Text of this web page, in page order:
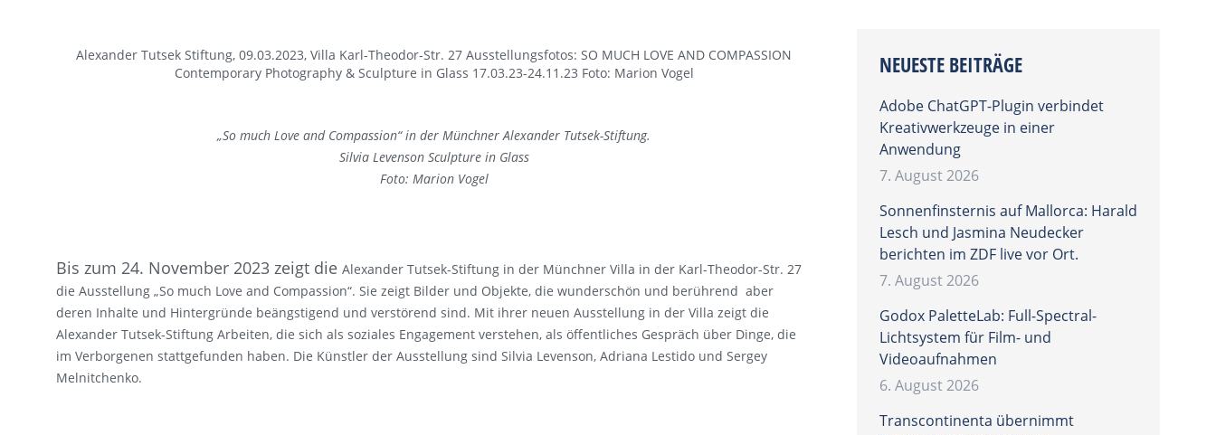
Alexander Tutsek Stiftung, 09.03.2023, Villa Karl-Theodor-Str. 27 Ausstellungsfotos: SO MUCH LOVE AND COMPASSION
Contemporary Photography & Sculpture in Glass 17.03.23-24.11.23 Foto: Marion Vogel
„So much Love and Compassion“ in der Münchner Alexander Tutsek-Stiftung.
Silvia Levenson Sculpture in Glass
Foto: Marion Vogel
Bis zum 24. November 2023 zeigt dieAlexander Tutsek-Stiftung in der Münchner Villa in der Karl-Theodor-Str. 27
die Ausstellung „So much Love and Compassion“. Sie zeigt Bilder und Objekte, die wunderschön und berührend aber
deren Inhalte und Hintergründe beängstigend und verstörend sind. Mit ihrer neuen Ausstellung in der Villa zeigt die
Alexander Tutsek-Stiftung Arbeiten, die sich als soziales Engagement verstehen, als öffentliches Gespräch über Dinge, die
im Verborgenen stattgefunden haben. Die Künstler der Ausstellung sind Silvia Levenson, Adriana Lestido und Sergey
Melnitchenko.
NEUESTE BEITRÄGE
Adobe ChatGPT-Plugin verbindet
Kreativwerkzeuge in einer
Anwendung
7. August 2026
Sonnenfinsternis auf Mallorca: Harald
Lesch und Jasmina Neudecker
berichten im ZDF live vor Ort.
7. August 2026
Godox PaletteLab: Full-Spectral-
Lichtsystem für Film- und
Videoaufnahmen
6. August 2026
Transcontinenta übernimmt